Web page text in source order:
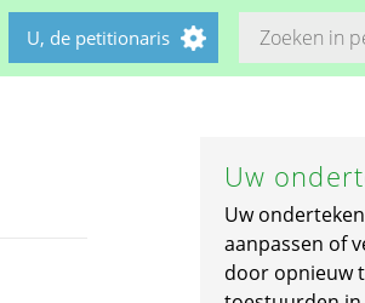
U, de petitionaris
Uw
Uw
aanpassen of
door opnieuw